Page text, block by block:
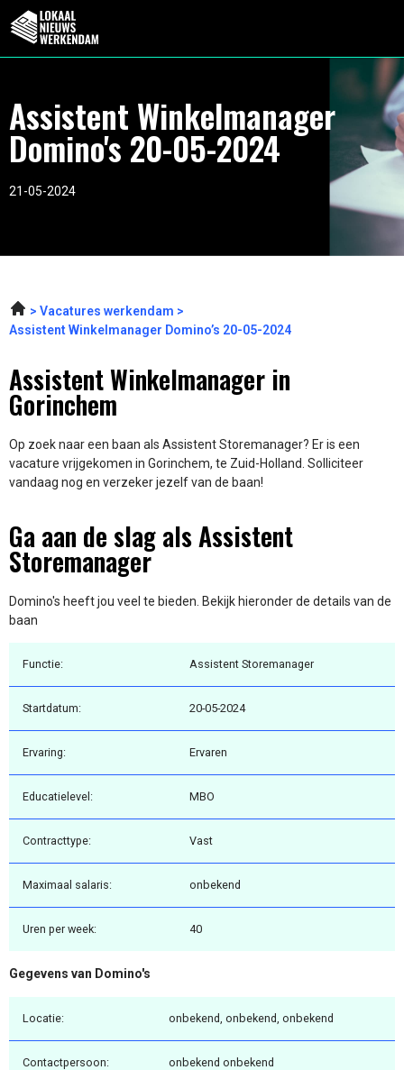
Assistent Winkelmanager
Domino's 20-05-2024
21-05-2024
Vacatures werkendam
Assistent Winkelmanager Domino’s 20-05-2024
Assistent Winkelmanager in
Gorinchem
Op zoek naar een baan als Assistent Storemanager? Er is een
vacature vrijgekomen in Gorinchem, te Zuid-Holland. Solliciteer
vandaag nog en verzeker jezelf van de baan!
Ga aan de slag als Assistent
Storemanager
Domino's heeft jou veel te bieden. Bekijk hieronder de details van de
baan
Functie: Assistent Storemanager
Startdatum: 20-05-2024
Ervaring: Ervaren
Educatielevel: MBO
Contracttype: Vast
Maximaal salaris: onbekend
Uren per week: 40
Gegevens van Domino's
Locatie: onbekend, onbekend, onbekend
Contactpersoon: onbekend onbekend